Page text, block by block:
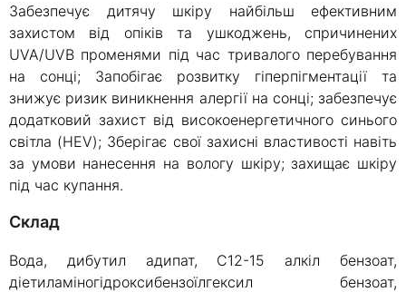
Забезпечує дитячу шкіру найбільш ефективним
захистом від опіків та ушкоджень, спричинених
UVA/UVB променями під час тривалого перебування
на сонці; Запобігає розвитку гіперпігментації та
знижує ризик виникнення алергії на сонці; забезпечує
додатковий захист від високоенергетичного синього
світла (HEV); Зберігає свої захисні властивості навіть
за умови нанесення на вологу шкіру; захищає шкіру
під час купання.
склад
Вода, дибутил адипат, C12-15 алкіл бензоат,
діетиламіногідроксибензоїлгексил бензоат,